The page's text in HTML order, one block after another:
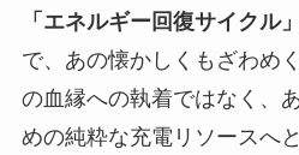
「エネルギー回復サイクル
で、あの懐かしくもざわめ
の血縁への執着ではなく、
めの純粋な充電リソースへ